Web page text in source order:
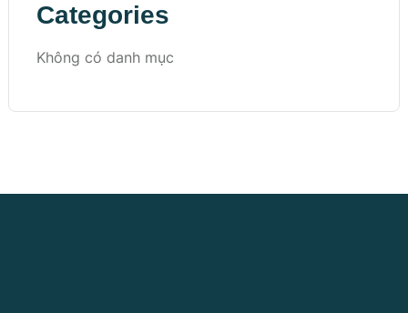
Categories
Không có danh mục